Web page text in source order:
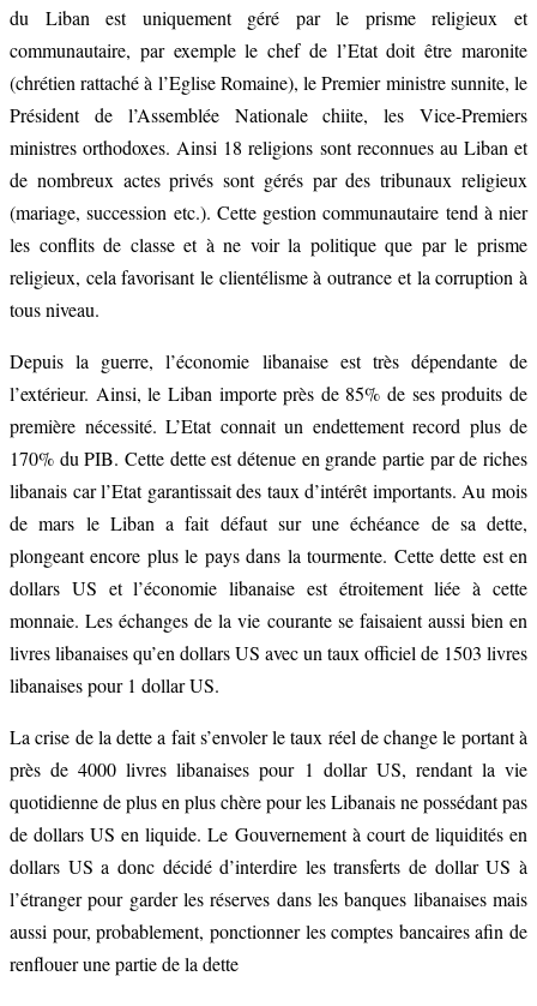
du Liban est uniquement géré par le prisme religieux et
communautaire, par exemple le chef de l’Etat doit être maronite
(chrétien rattaché à l’Eglise Romaine), le Premier ministre sunnite, le
Président de l’Assemblée Nationale chiite, les Vice-Premiers
ministres orthodoxes. Ainsi 18 religions sont reconnues au Liban et
de nombreux actes privés sont gérés par des tribunaux religieux
(mariage, succession etc.). Cette gestion communautaire tend à nier
les conflits de classe et à ne voir la politique que par le prisme
religieux, cela favorisant le clientélisme à outrance et la corruption à
tous niveau.
Depuis la guerre, l’économie libanaise est très dépendante de
l’extérieur. Ainsi, le Liban importe près de 85% de ses produits de
première nécessité. L’Etat connait un endettement record plus de
170% du PIB. Cette dette est détenue en grande partie par de riches
libanais car l’Etat garantissait des taux d’intérêt importants. Au mois
de mars le Liban a fait défaut sur une échéance de sa dette,
plongeant encore plus le pays dans la tourmente. Cette dette est en
dollars US et l’économie libanaise est étroitement liée à cette
monnaie. Les échanges de la vie courante se faisaient aussi bien en
livres libanaises qu’en dollars US avec un taux officiel de 1503 livres
libanaises pour 1 dollar US.
La crise de la dette a fait s’envoler le taux réel de change le portant à
près de 4000 livres libanaises pour 1 dollar US, rendant la vie
quotidienne de plus en plus chère pour les Libanais ne possédant pas
de dollars US en liquide. Le Gouvernement à court de liquidités en
dollars US a donc décidé d’interdire les transferts de dollar US à
l’étranger pour garder les réserves dans les banques libanaises mais
aussi pour, probablement, ponctionner les comptes bancaires afin de
renflouer une partie de la dette